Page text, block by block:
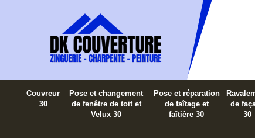
Couvreur
30
Pose et changement
de fenêtre de toit et
Velux 30
Pose et réparation
de faîtage et
faîtière 30
de
30